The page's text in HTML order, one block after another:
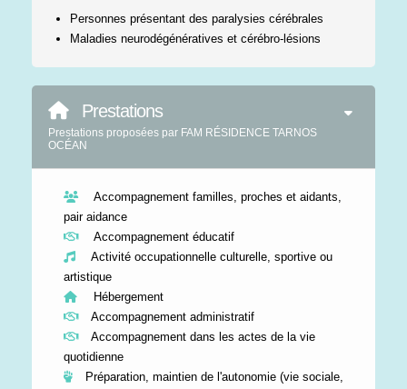
Personnes présentant des paralysies cérébrales
Maladies neurodégénératives et cérébro-lésions
Prestations
Prestations proposées par FAM RÉSIDENCE TARNOS
OCÉAN
Accompagnement familles, proches et aidants,
pair aidance
Accompagnement éducatif
Activité occupationnelle culturelle, sportive ou
artistique
Hébergement
Accompagnement administratif
Accompagnement dans les actes de la vie
quotidienne
Préparation, maintien de l'autonomie (vie sociale,